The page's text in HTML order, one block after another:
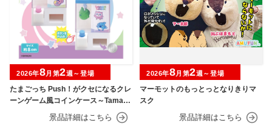
たまごっち Push！がクセになるクレ
ーンゲーム風コインケース～Tamago
tchi Paradise～
2026年8月第2週～登場
マーモットのもっとっとなりきりマ
スク
2026年8月第2週～登場